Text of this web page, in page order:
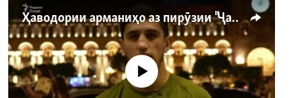
Ҳаводории арманиҳо аз пирӯзии "Ҷаллод"-и тоҷик
Феълан кор намекунад